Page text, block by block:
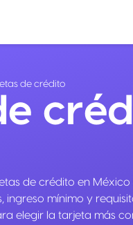
de crédito
de crédito en México
mínimo y
elegir la tarjeta más